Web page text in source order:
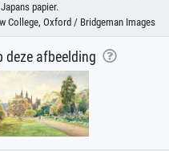
papier.
College, Oxford / Bridgeman Images
deze afbeelding